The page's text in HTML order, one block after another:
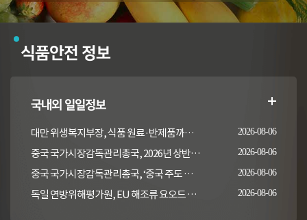
식품안전 정보
국내외 일일정보
대만 위생복지부장, 식품 원료·반제품까지 이상 통보 의무 확대 추진 2026-08-06
중국 국가시장감독관리총국, 2026년 상반기 시장감독관리부서 식품안전 감독 샘플검사 현황 통보 2026-08-06
중국 국가시장감독관리총국, ‘중국 주도 동물용의약품 잔류 검사방법 국제표준 2건' 발표 2026-08-06
독일 연방위해평가원, EU 해조류 요오드 최대허용기준 도입안 평가... 요오드 함량 표시 및 경고문 권고 2026-08-06